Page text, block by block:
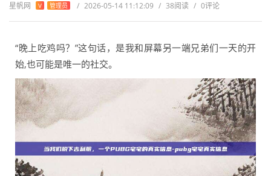
星帆网 V 管理员 / 2026-05-14 11:12:09 / 38阅读 / 0评论
“晚上吃鸡吗？”这句话，是我和屏幕另一端兄弟们一天的开
始,也可能是唯一的社交。